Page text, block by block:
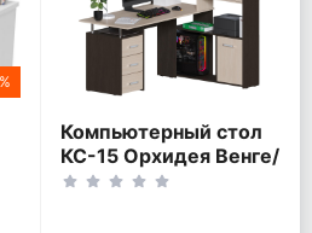
Компьютерный стол
КС-15 Орхидея Венге/
Дуб молочный